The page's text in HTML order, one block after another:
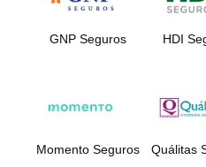
GNP Seguros HDI
Momento Seguros Quálitas